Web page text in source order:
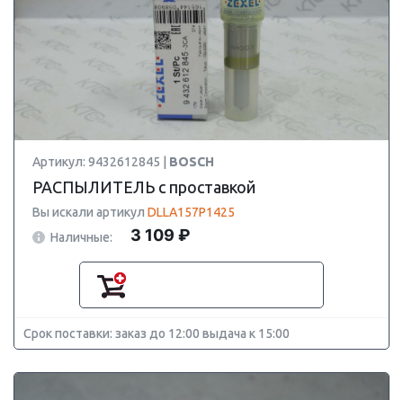
Артикул: 9432612845 | BOSCH
РАСПЫЛИТЕЛЬ с проставкой
Вы искали артикул DLLA157P1425
Наличные:
3 109 ₽
Срок поставки: заказ до 12:00 выдача к 15:00